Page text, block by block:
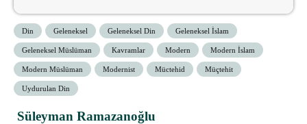
Din Geleneksel Geleneksel Din Geleneksel İslam
Geleneksel Müslüman Kavramlar Modern Modern İslam
Modern Müslüman Modernist Müctehid Müçtehit
Uydurulan Din
Süleyman Ramazanoğlu